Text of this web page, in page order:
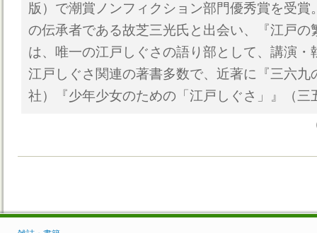
版）で潮賞ノンフィクション部門優秀賞を受賞
の伝承者である故芝三光氏と出会い、『江戸の
は、唯一の江戸しぐさの語り部として、講演・
江戸しぐさ関連の著書多数で、近著に『三六九
社）『少年少女のための「江戸しぐさ」』（三